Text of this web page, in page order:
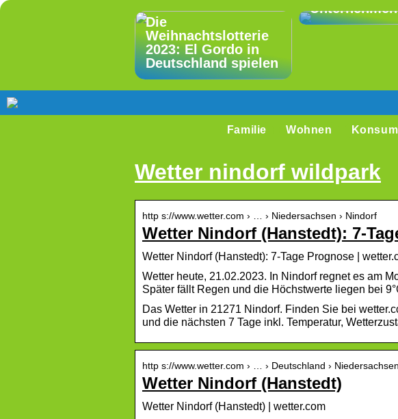
Die
Weihnachtslotterie
2023: El Gordo in
Deutschland spielen
Familie Wohnen Konsum
Wetter nindorf wildpark
http s://www.wetter.com › … › Niedersachsen › Nindorf
Wetter Nindorf (Hanstedt): 7-
Wetter Nindorf (Hanstedt): 7-Tage Prognose |
Wetter heute, 21.02.2023. In Nindorf regnet es am
Später fällt Regen und die Höchstwerte liegen bei
Das Wetter in 21271 Nindorf. Finden Sie bei
und die nächsten 7 Tage inkl. Temperatur,
http s://www.wetter.com › … › Deutschland › Niedersachsen
Wetter Nindorf (Hanstedt)
Wetter Nindorf (Hanstedt) | wetter.com